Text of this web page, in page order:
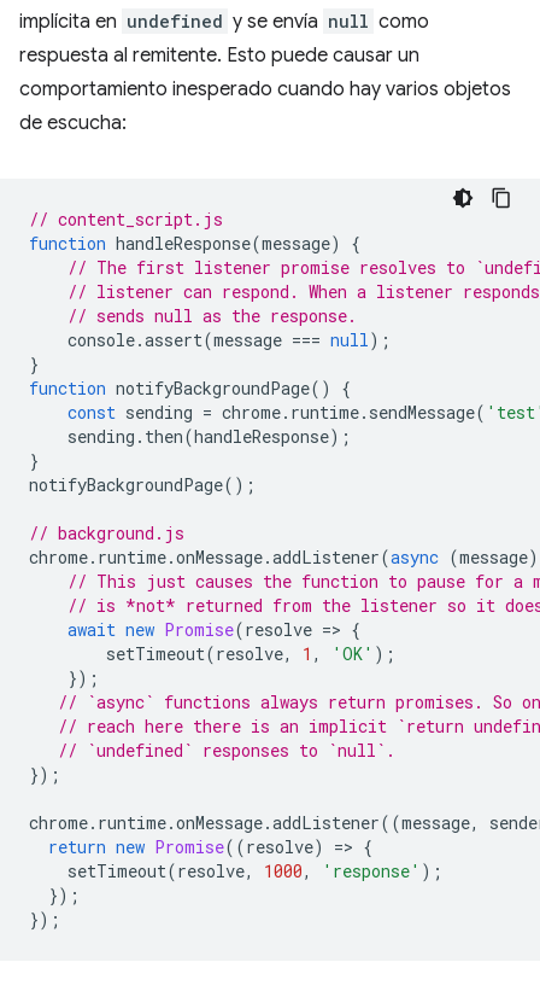
implícita en undefined y se envía null como
respuesta al remitente. Esto puede causar un
comportamiento inesperado cuando hay varios objetos
de escucha:
// content_script.js
function handleResponse(message)
{
// The first listener promise resolves to
// listener can respond. When a listener
// sends null as the response.
console.assert(message === null);
}
function notifyBackgroundPage()
{
const sending = chrome. runtime. sendMessage(
sending . then(handleResponse);
}
notifyBackgroundPage();
// background.js
chrome. runtime.onMessage.addListener(async (message)
// This just causes the function to pause for a
// is *not* returned from the listener so it
await new Promise(resolve => {
setTimeout(resolve, 1 , 'OK' );
});
// `async` functions always return promises. So
// reach here there is an implicit `return
// `undefined` responses to `null`.
});
chrome. runtime.onMessage.addListener((message,
return new Promise((resolve) => {
setTimeout(resolve, 1000, 'response' );
});
});